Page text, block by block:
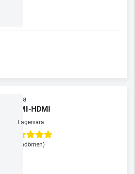
Supra
HDMI-HDMI
Lagervara
(3 omdömen)